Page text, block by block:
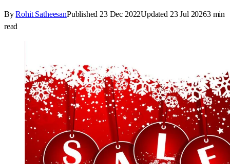
By Rohit SatheesanPublished23 Dec 2022Updated 23 Jul 20263min
read